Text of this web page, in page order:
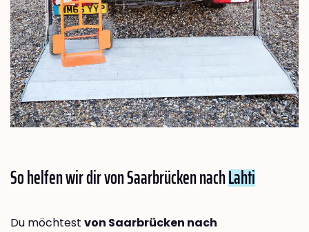
So helfen wir dir von Saarbrücken nachLahti
Du möchtest von Saarbrücken nach